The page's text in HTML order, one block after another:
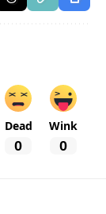
Dead
0
Wink
0